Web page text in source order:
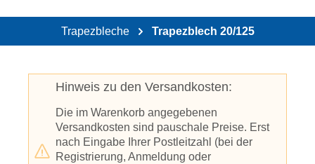
Trapezbleche Trapezblech 20/125
Hinweis zu den Versandkosten:
Die im Warenkorb angegebenen
Versandkosten sind pauschale Preise. Erst
nach Eingabe Ihrer Postleitzahl (bei der
Registrierung, Anmeldung oder